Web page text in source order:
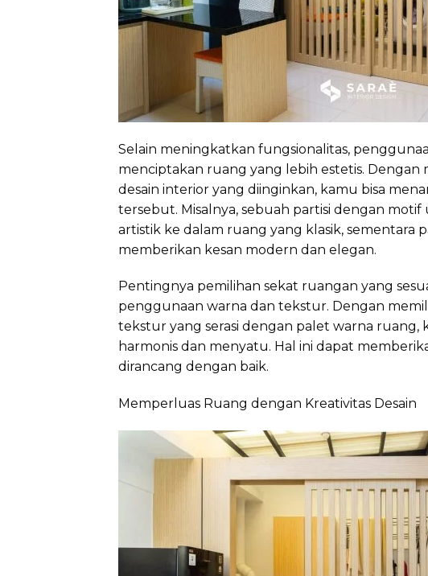
Selain meningkatkan fungsionalitas,
menciptakan ruang yang lebih estetis. Dengan
desain interior yang diinginkan, kamu bisa
tersebut. Misalnya, sebuah partisi dengan
artistik ke dalam ruang yang klasik, sementara
memberikan kesan modern dan elegan.
Pentingnya pemilihan sekat ruangan yang
penggunaan warna dan tekstur. Dengan
tekstur yang serasi dengan palet warna ruang,
harmonis dan menyatu. Hal ini dapat
dirancang dengan baik.
Memperluas Ruang dengan Kreativitas Desain